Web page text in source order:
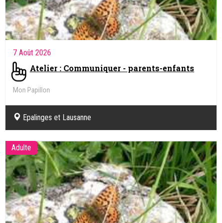
7 Août 2026
Atelier : Communiquer - parents-enfants
Mon Papillon
Epalinges et Lausanne
Adulte